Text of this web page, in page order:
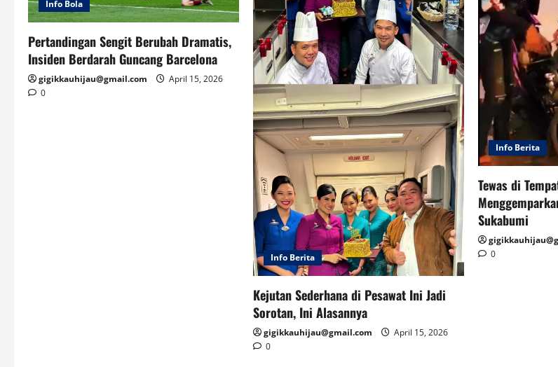
Info Bola
Pertandingan Sengit Berubah Dramatis,
Insiden Berdarah Guncang Barcelona
gigikkauhijau@gmail.com
April 15, 2026
0
Info Berita
Kejutan Sederhana di Pesawat Ini Jadi
Sorotan, Ini Alasannya
gigikkauhijau@gmail.com
April 15, 2026
0
Info Berita
Tewas di
Sukabumi
0